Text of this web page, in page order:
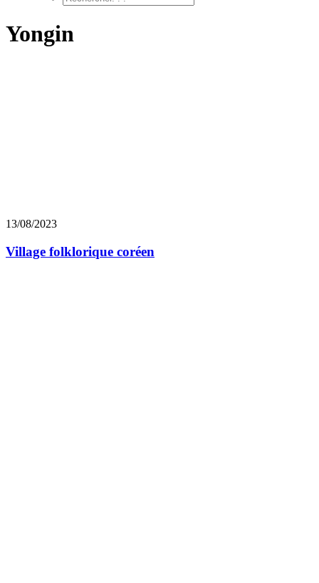
Yongin
13/08/2023
Village folklorique coréen